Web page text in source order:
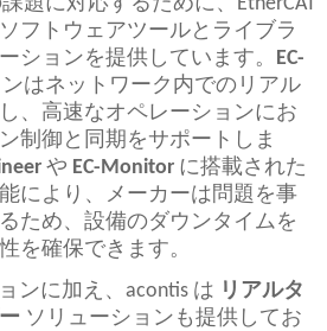
フトウェアツールとライブラ
ションを提供しています。
EC-
はネットワーク内でのリアル
、高速なオペレーションにお
制御と同期をサポートしま
や EC-Monitorに搭載された
により、メーカーは問題を事
ため、設備のダウンタイムを
を確保できます。
ンに加え、acontis は リアルタ
ソリューションも提供してお